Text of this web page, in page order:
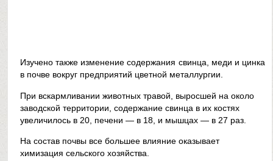
Изучено также изменение содержания свинца, меди и цинка
в почве вокруг предприятий цветной металлургии.
При вскармливании животных травой, выросшей на около
заводской территории, содержание свинца в их костях
увеличилось в 20, печени — в 18, и мышцах — в 27 раз.
На состав почвы все большее влияние оказывает
химизация сельского хозяйства.